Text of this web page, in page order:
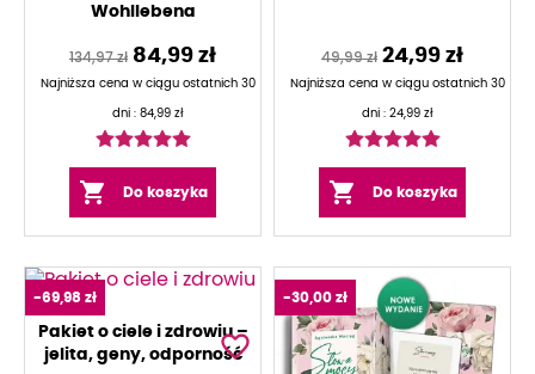
Wohllebena
134,97 zł 84,99 zł
Najniższa cena w ciągu ostatnich 30
dni : 84,99 zł
 Do koszyka
49,99 zł 24,99 zł
Najniższa cena w ciągu ostatnich 30
dni : 24,99 zł
 Do koszyka
Pakiet o ciele i zdrowiu –
jelita, geny, odporność
-69,98 zł
favorite_border
-30,00 zł